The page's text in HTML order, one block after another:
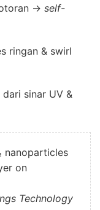
→ self-
ringan & swirl
sinar UV &
nanoparticles
on
Technology